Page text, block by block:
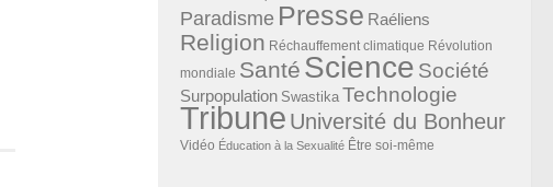
Paradisme Presse Raéliens
Religion Réchauffement climatique Révolution
mondiale Santé Science Société
Surpopulation Swastika Technologie
Tribune Université du Bonheur
Vidéo Éducation à la Sexualité Être soi-même